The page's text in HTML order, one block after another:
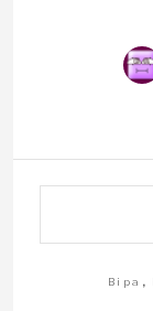
Віра ,